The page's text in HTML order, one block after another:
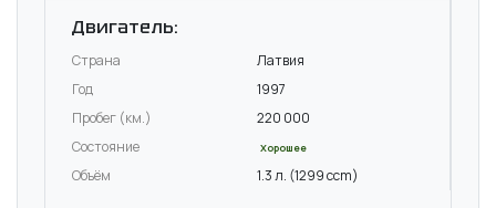
Двигатель:
Страна
Латвия
Год
1997
Пробег (км.)
220 000
Состояние
Хорошее
Объём 1.3 л. (1299 ccm)